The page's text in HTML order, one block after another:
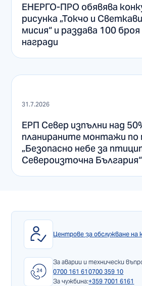
ЕНЕРГО-ПРО обявява
рисунка „Токчо и
мисия“ и раздава 100
награди
31.7.2026
ЕРП Север изпълни над
планираните монтажи по
„Безопасно небе за
Североизточна България“
Центрове за обслужване на
За аварии и технически
0700 161 61 0700 359 10
За чужбина:+359 7001 6161